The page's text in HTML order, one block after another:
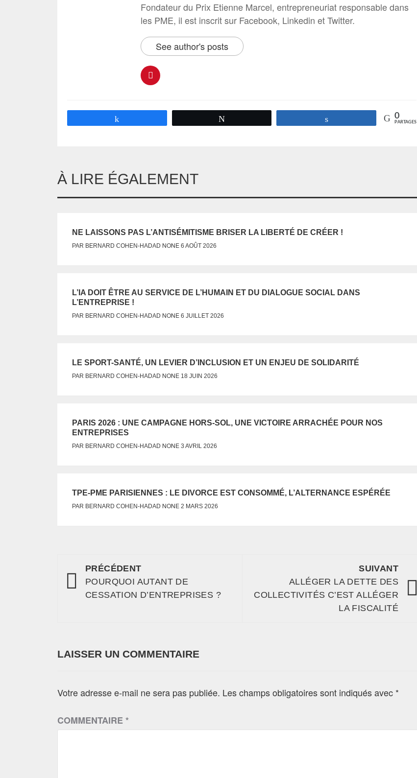
Fondateur du Prix Etienne Marcel, entrepreneuriat responsable dans
les PME, il est inscrit sur Facebook, Linkedin et Twitter.
See author's posts
0
PARTAGES
À LIRE ÉGALEMENT
NE LAISSONS PAS L’ANTISÉMITISME BRISER LA LIBERTÉ DE CRÉER !
PAR BERNARD COHEN-HADAD NONE 6 AOÛT 2026
L’IA DOIT ÊTRE AU SERVICE DE L’HUMAIN ET DU DIALOGUE SOCIAL DANS
L’ENTREPRISE !
PAR BERNARD COHEN-HADAD NONE 6 JUILLET 2026
LE SPORT-SANTÉ, UN LEVIER D’INCLUSION ET UN ENJEU DE SOLIDARITÉ
PAR BERNARD COHEN-HADAD NONE 18 JUIN 2026
PARIS 2026 : UNE CAMPAGNE HORS-SOL, UNE VICTOIRE ARRACHÉE POUR NOS
ENTREPRISES
PAR BERNARD COHEN-HADAD NONE 3 AVRIL 2026
TPE-PME PARISIENNES : LE DIVORCE EST CONSOMMÉ, L’ALTERNANCE ESPÉRÉE
PAR BERNARD COHEN-HADAD NONE 2 MARS 2026
PRÉCÉDENT
POURQUOI AUTANT DE
CESSATION D’ENTREPRISES ?
SUIVANT
ALLÉGER LA DETTE DES
COLLECTIVITÉS C’EST ALLÉGER
LA FISCALITÉ
LAISSER UN COMMENTAIRE
Votre adresse e-mail ne sera pas publiée. Les champs obligatoires sont indiqués avec *
COMMENTAIRE*